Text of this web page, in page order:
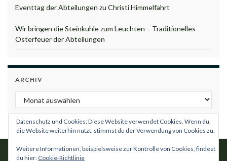
Eventtag der Abteilungen zu Christi Himmelfahrt
Wir bringen die Steinkuhle zum Leuchten – Traditionelles
Osterfeuer der Abteilungen
ARCHIV
Archiv
Impressum Datenschutzordnung
Datenschutz und Cookies: Diese Website verwendet Cookies. Wenn du
die Website weiterhin nutzt, stimmst du der Verwendung von Cookies zu.
Weitere Informationen, beispielsweise zur Kontrolle von Cookies, findest
du hier: Cookie-Richtlinie